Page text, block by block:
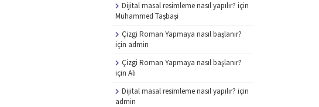
Dijital masal resimleme nasıl yapılır? için
Muhammed Taşbaşi
Çizgi Roman Yapmaya nasıl başlanır?
için admin
Çizgi Roman Yapmaya nasıl başlanır?
için Ali
Dijital masal resimleme nasıl yapılır? için
admin